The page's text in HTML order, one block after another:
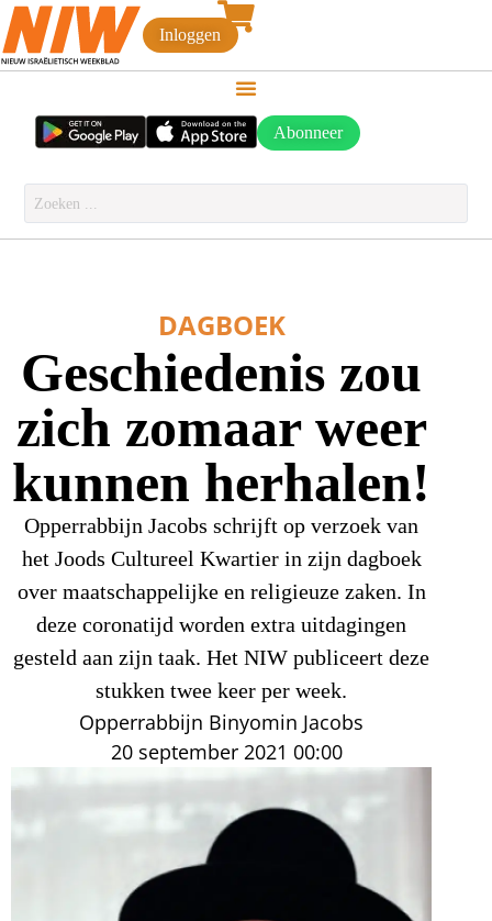
Inloggen
Abonneer
DAGBOEK
Geschiedenis zou
zich zomaar weer
kunnen herhalen!
Opperrabbijn Jacobs schrijft op verzoek van
het Joods Cultureel Kwartier in zijn dagboek
over maatschappelijke en religieuze zaken. In
deze coronatijd worden extra uitdagingen
gesteld aan zijn taak. Het NIW publiceert deze
stukken twee keer per week.
Opperrabbijn Binyomin Jacobs
20 september 2021 00:00